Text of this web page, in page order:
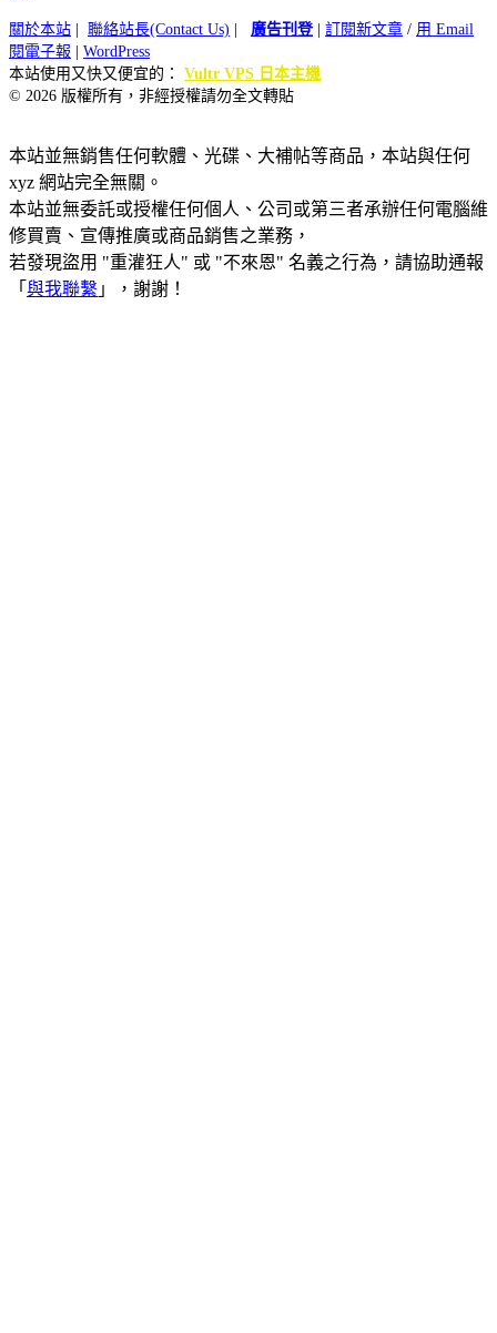
關於本站 聯絡站長(Contact Us) 廣告刊登| 訂閱新文章 / 用 Email
閱電子報
WordPress
本站使用又快又便宜的： Vultr VPS 日本主機
© 2026 版權所有，非經授權請勿全文轉貼
本站並無銷售任何軟體、光碟、大補帖等商品，本站與任何
xyz 網站完全無關。
本站並無委託或授權任何個人、公司或第三者承辦任何電腦維
修買賣、宣傳推廣或商品銷售之業務，
若發現盜用 "重灌狂人" 或 "不來恩" 名義之行為，請協助通報
「 與我聯繫 」，謝謝！